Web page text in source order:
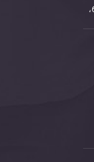
أقرب موقف للحافلات: طرق الحافلات 6،